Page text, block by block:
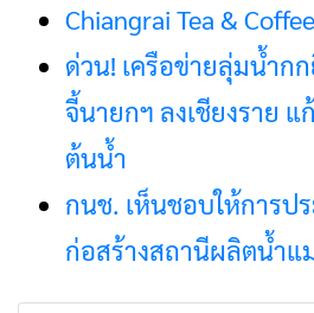
Chiangrai Tea &
ด่วน! เครือข่ายลุ่มน้ำก
จี้นายกฯ ลงเชียงราย
ต้นน้ำ
กนช. เห็นชอบให้การป
ก่อสร้างสถานีผลิตน้ำแ